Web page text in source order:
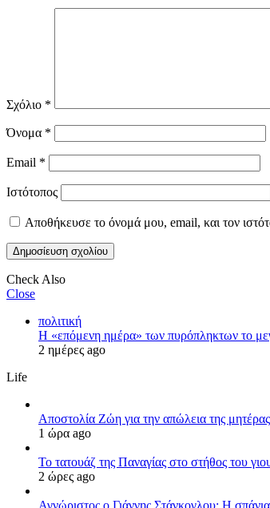
Σχόλιο *
Όνομα *
Email *
Ιστότοπος
Αποθήκευσε το όνομά μου, email, και τον
Check Also
Close
πολιτική
Η «επόμενη ημέρα» των πυρόπληκτων το
2 ημέρες ago
Life
Αποστολία Ζώη για την απώλεια της
1 ώρα ago
Το τατουάζ της Παναγίας στο στήθος του
2 ώρες ago
Αγνώριστος ο Γιάννης Στάνκογλου: Η